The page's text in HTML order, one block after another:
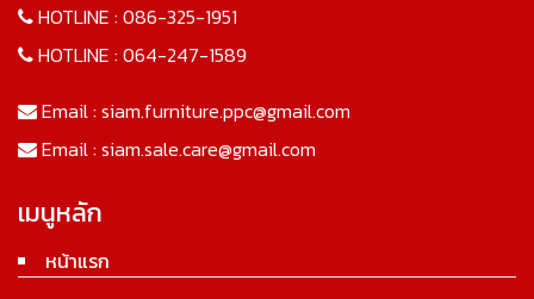
HOTLINE : 086-325-1951
HOTLINE : 064-247-1589
Email : siam.furniture.ppc@gmail.com
Email : siam.sale.care@gmail.com
เมนูหลัก
หน้าแรก